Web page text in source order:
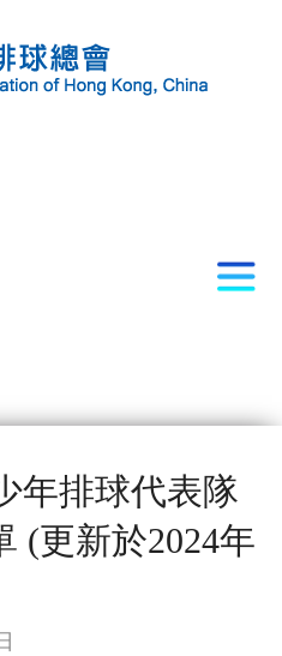
年排球代表隊
(更新於2024年